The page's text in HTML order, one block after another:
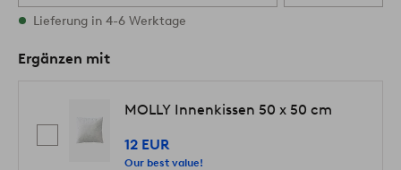
Vorrätig
Lieferung in 4-6 Werktage
Ergänzen mit
MOLLY Innenkissen 50 x 50 cm
12 EUR
Our best value!